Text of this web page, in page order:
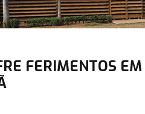
FERIMENTOS